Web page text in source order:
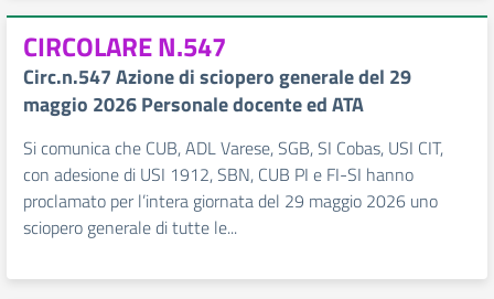
CIRCOLARE N.547
Circ.n.547 Azione di sciopero generale del 29
maggio 2026 Personale docente ed ATA
Si comunica che CUB, ADL Varese, SGB, SI Cobas, USI CIT,
con adesione di USI 1912, SBN, CUB PI e FI-SI hanno
proclamato per l’intera giornata del 29 maggio 2026 uno
sciopero generale di tutte le...